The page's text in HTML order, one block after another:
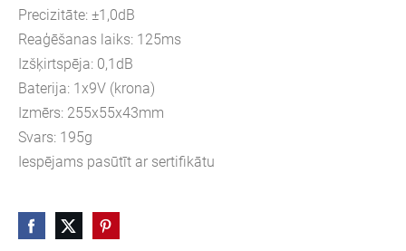
Precizitāte: ±1,0dB
Reaģēšanas laiks: 125ms
Izšķirtspēja: 0,1dB
Baterija: 1x9V (krona)
Izmērs: 255x55x43mm
Svars: 195g
Iespējams pasūtīt ar sertifikātu